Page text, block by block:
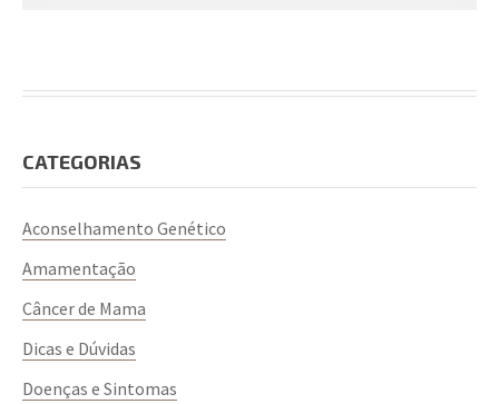
não recomenda o uso de biópsia líquida para o
redução da mortalidade pelo câncer de mama.
CATEGORIAS
Aconselhamento Genético
Amamentação
Câncer de Mama
Dicas e Dúvidas
Doenças e Sintomas